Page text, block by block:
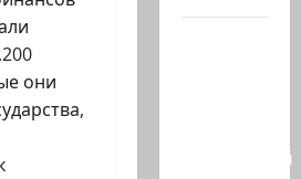
они
Ближний